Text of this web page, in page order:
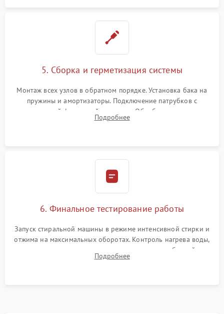
5. Сборка и герметизация системы
Монтаж всех узлов в обратном порядке. Установка бака на
пружины и амортизаторы. Подключение патрубков с
надежной фиксацией хомутами. Обработка стыков
герметиком для предотвращения возможных протечек воды.
Подробнее
6. Финальное тестирование работы
Запуск стиральной машины в режиме интенсивной стирки и
отжима на максимальных оборотах. Контроль нагрева воды,
корректности слива, отсутствия излишних вибраций,
посторонних стуков и протечек под корпусом.
Подробнее